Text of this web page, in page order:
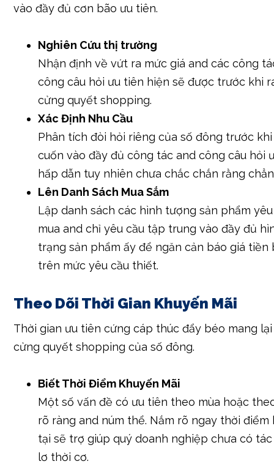
vào đầy đủ cơn bão ưu tiên.
Nghiên Cứu thị trường
Nhận định về vứt ra mức giá and các công
công câu hỏi ưu tiên hiện sẽ được trước khi
cửng quyết shopping.
Xác Định Nhu Cầu
Phân tích đòi hỏi riêng của số đông trước
cuốn vào đầy đủ công tác and công câu hỏi
hấp dẫn tuy nhiên chưa chắc chắn rằng
Lên Danh Sách Mua Sắm
Lập danh sách các hình tượng sản phẩm
mua and chỉ yêu cầu tập trung vào đầy đủ
trạng sản phẩm ấy để ngăn cản báo giá tiền
trên mức yêu cầu thiết.
Theo Dõi Thời Gian Khuyến Mãi
Thời gian ưu tiên cứng cáp thúc đẩy béo mang
cửng quyết shopping của số đông.
Biết Thời Điểm Khuyến Mãi
Một số vấn đề có ưu tiên theo mùa hoặc
rõ ràng and núm thể. Nắm rõ ngay thời điểm
tại sẽ trợ giúp quý doanh nghiệp chưa có
lơ thời cơ.